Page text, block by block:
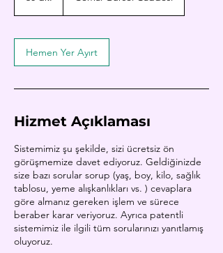
k
.
Hemen Yer Ayırt
Hizmet Açıklaması
Sistemimiz şu şekilde, sizi ücretsiz ön
görüşmemize davet ediyoruz. Geldiğinizde
size bazı sorular sorup (yaş, boy, kilo, sağlık
tablosu, yeme alışkanlıkları vs. ) cevaplara
göre almanız gereken işlem ve sürece
beraber karar veriyoruz. Ayrıca patentli
sistemimiz ile ilgili tüm sorularınızı yanıtlamış
oluyoruz.